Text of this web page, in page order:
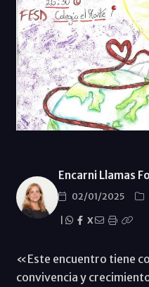
Encarni Llamas
02/01/2025
X
«Este encuentro tiene
convivencia y